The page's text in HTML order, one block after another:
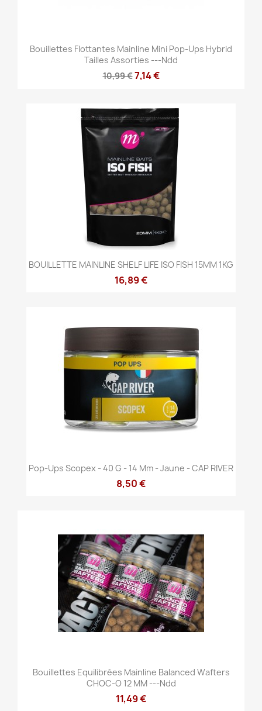
Bouillettes Flottantes Mainline Mini Pop-Ups Hybrid
Tailles Assorties ---ndd
10,99 €7,14 €
BOUILLETTE MAINLINE SHELF LIFE ISO FISH 15MM 1KG
16,89 €
Pop-Ups Scopex - 40 G - 14 Mm - Jaune - CAP RIVER
8,50 €
Bouillettes Equilibrées Mainline Balanced Wafters
CHOC-O 12 MM ---ndd
11,49 €